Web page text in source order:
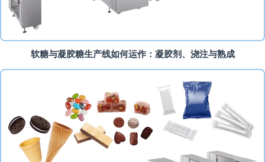
软糖与凝胶糖生产线如何运作：凝胶剂、浇注与熟成